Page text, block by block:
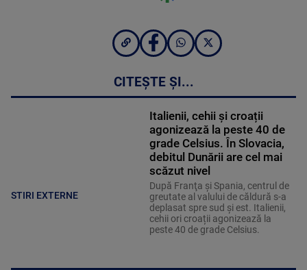
CITEȘTE ȘI...
STIRI EXTERNE
Italienii, cehii și croații
agonizează la peste 40 de
grade Celsius. În Slovacia,
debitul Dunării are cel mai
scăzut nivel
După Franţa şi Spania, centrul de
greutate al valului de căldură s-a
deplasat spre sud şi est. Italienii,
cehii ori croații agonizează la
peste 40 de grade Celsius.